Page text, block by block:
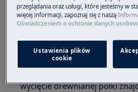
prawidłowo
Aby wyjąć jakąkolwiek półkę z
wycięcie drewnianej półki
przeglądania oraz usługi, które jesteśmy w
więcej informacji, zapoznaj się z naszą
Oświadczeniem o ochronie danych
Ustawienia plików
cookie